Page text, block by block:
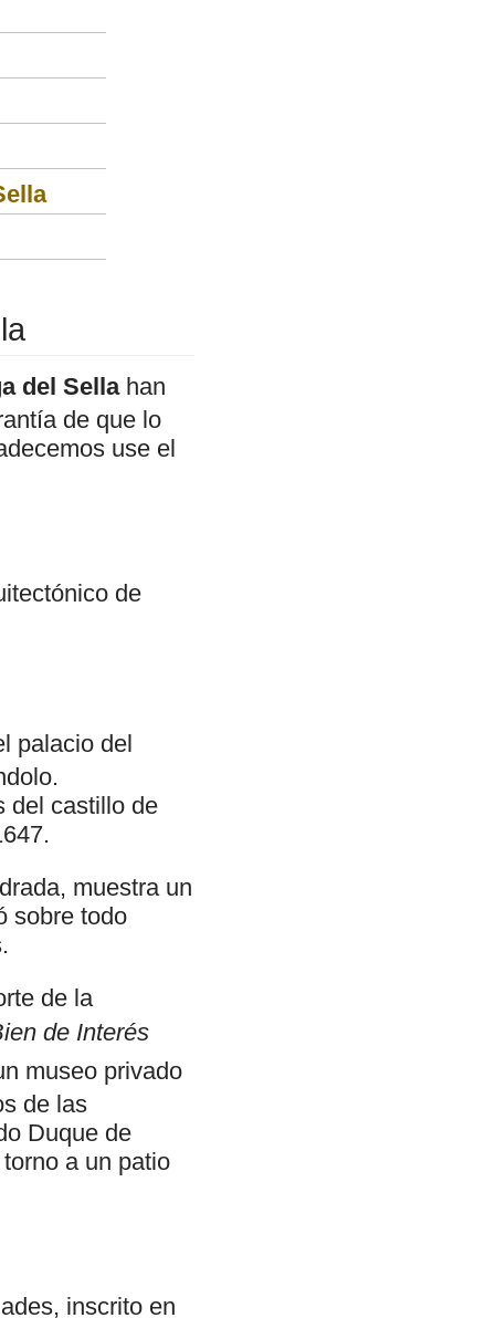
del Sellahan
de que lo
use el
de
palacio del
del castillo de
muestra un
sobre todo
de la
de Interés
museo privado
de las
Duque de
a un patio
inscrito en